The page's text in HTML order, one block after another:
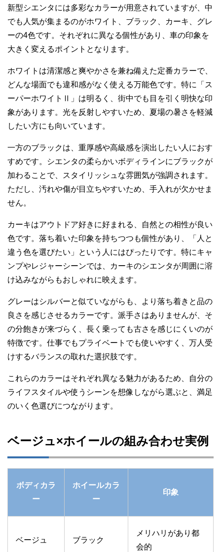
新型シエンタには多彩なカラーが用意されていますが、中
でも人気が集まるのがホワイト、ブラック、カーキ、グレ
ーの4色です。それぞれに異なる個性があり、車の印象を
大きく変えるポイントとなります。
ホワイトは清潔感と爽やかさを兼ね備えた定番カラーで、
どんな場面でも違和感がなく使える万能色です。特に「ス
ーパーホワイトⅡ」は明るく、街中でも目を引く明快な印
象があります。光を反射しやすいため、夏場の暑さを軽減
したい方にも向いています。
一方のブラックは、重厚感や高級感を演出したい人におす
すめです。シエンタの柔らかいボディラインにブラックが
加わることで、スタイリッシュな雰囲気が強調されます。
ただし、汚れや傷が目立ちやすいため、手入れが欠かせま
せん。
カーキはアウトドア好きに好まれる、自然との相性が良い
色です。落ち着いた印象を持ちつつも個性があり、「人と
違う色を選びたい」という人にはぴったりです。特にキャ
ンプやレジャーシーンでは、カーキのシエンタが周囲に溶
け込みながらもおしゃれに映えます。
グレーはシルバーと似ていながらも、より落ち着きと品の
良さを感じさせるカラーです。派手さはありませんが、そ
の分飽きが来づらく、長く乗っても古さを感じにくいのが
特徴です。仕事でもプライベートでも使いやすく、万人受
けするバランスの取れた選択肢です。
これらのカラーはそれぞれ異なる魅力があるため、自分の
ライフスタイルや使うシーンを想像しながら選ぶと、満足
のいく色選びにつながります。
ベージュ×ホイールの組み合わせ実例
ボディカラ
ー
ホイールカラ
ー
印象
ベージュ ブラック
メリハリがあり都
会的